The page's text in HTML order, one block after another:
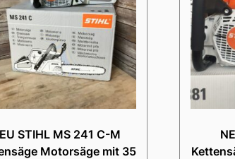
STIHL MS 241 C-M
Motorsäge mit 35